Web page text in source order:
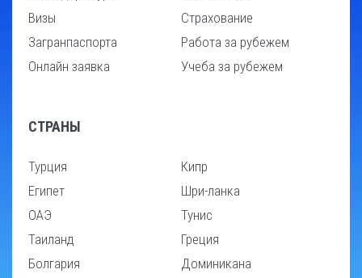
Визы
Загранпаспорта
Онлайн заявка
Страхование
Работа за рубежем
Учеба за рубежем
СТРАНЫ
Турция
Египет
ОАЭ
Таиланд
Болгария
Кипр
Шри-ланка
Тунис
Греция
Доминикана